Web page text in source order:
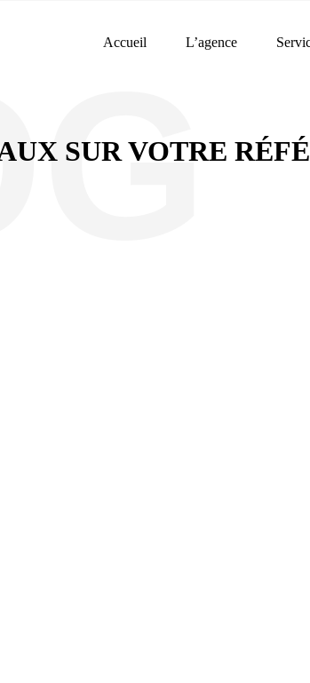
Accueil L’agence
SUR VOTRE